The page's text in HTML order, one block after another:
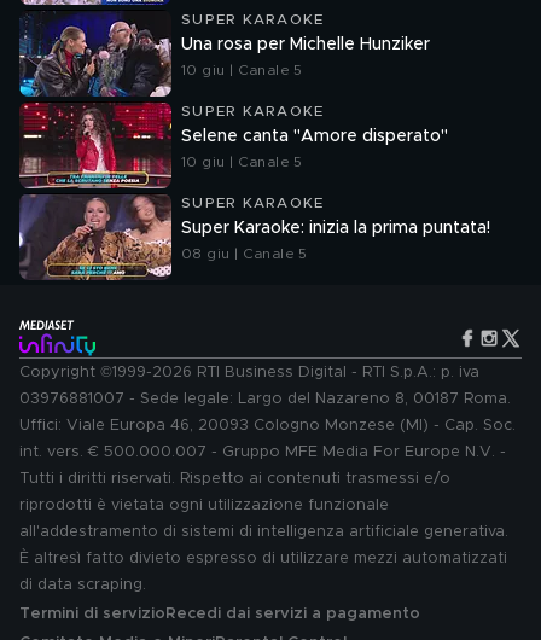
SUPER KARAOKE
Una rosa per Michelle Hunziker
10 giu | Canale 5
SUPER KARAOKE
Selene canta "Amore disperato"
10 giu | Canale 5
SUPER KARAOKE
Super Karaoke: inizia la prima puntata!
08 giu | Canale 5
Copyright ©1999-2026 RTI Business Digital - RTI S.p.A.: p. iva
03976881007 - Sede legale: Largo del Nazareno 8, 00187 Roma.
Uffici: Viale Europa 46, 20093 Cologno Monzese (MI) - Cap. Soc.
int. vers. € 500.000.007 - Gruppo MFE Media For Europe N.V. -
Tutti i diritti riservati. Rispetto ai contenuti trasmessi e/o
riprodotti è vietata ogni utilizzazione funzionale
all'addestramento di sistemi di intelligenza artificiale generativa.
È altresì fatto divieto espresso di utilizzare mezzi automatizzati
di data scraping.
Termini di servizio Recedi dai servizi a pagamento